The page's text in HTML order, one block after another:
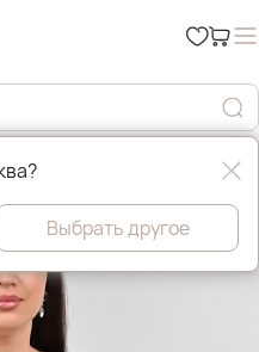
Выбрать другое